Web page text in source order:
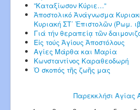
”Καταξίωσον Κύριε…”
Ἀποστολικό Ἀνάγνωσμα
Κυριακή ΣΤ΄ Ἐπιστολῶν (Ρωμ.
Γιά τήν θεραπείᾳ τῶν
Εἰς τούς Ἁγίους Ἀποστόλους
Αγίες Μάρθα και Μαρία
Κωνσταντίνος Καραθεοδωρή
Ὁ σκοπός τῆς ζωῆς μας
Παρεκκλήσι Αγίας